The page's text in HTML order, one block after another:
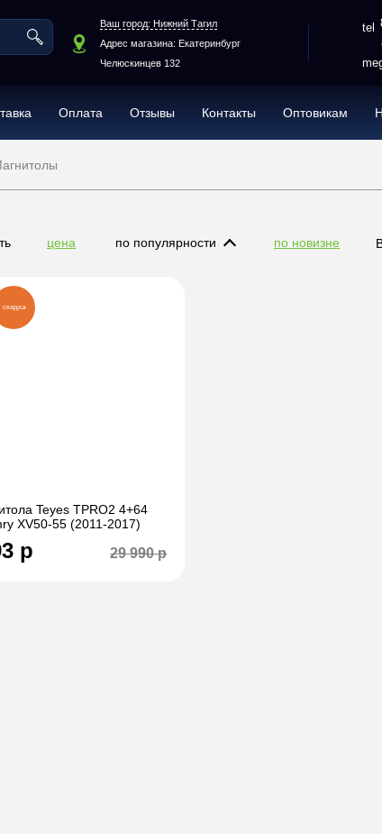
Ваш город: Нижний Тагил
Адрес магазина: Екатеринбург
Челюскинцев 132
Оплата Отзывы Контакты Оптовикам
цена по популярности по новизне
Teyes TPRO2 4+64
XV50-55 (2011-2017)
р 29 990 р
скидка